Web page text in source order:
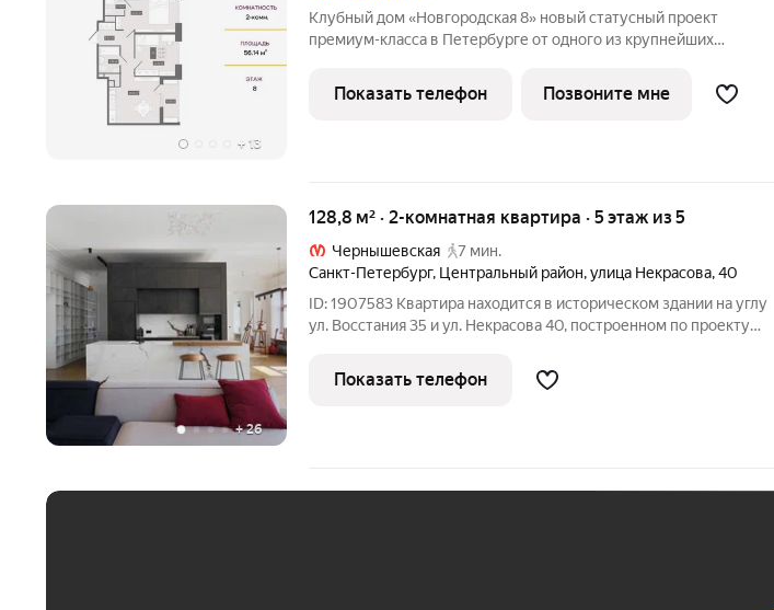
+ 13
Клубный дом «Новгородская 8» новый статусный проект
премиум-класса в Петербурге от одного из крупнейших
Новгородской улице в районе со сложившейся инфраструктурой,
в непосредственной близости
Показать телефон Позвоните мне
+26
128,8 м² · 2-комнатная квартира · 5 этаж из 5
Чернышевская
7 мин.
Санкт-Петербург, Центральный район,улица Некрасова,40
ID: 1907583 Квартира находится в историческом здании на углу
ул. Восстания 35 и ул. Некрасова 40, построенном по проекту
выполнены в приёмах эклектики, декорированы кариатидами,
гирляндами
Показать телефон